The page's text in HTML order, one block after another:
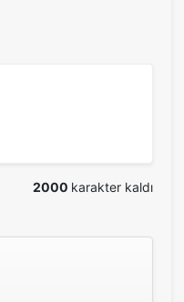
2000 karakter kaldı